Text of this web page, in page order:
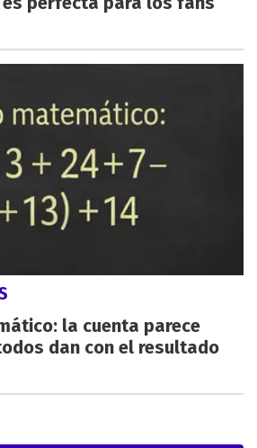
la cuenta parece
dan con el resultado